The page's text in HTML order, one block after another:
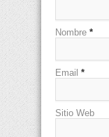
Nombre *
Email *
Sitio Web